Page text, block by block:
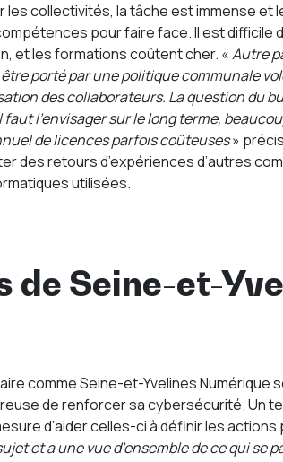
collectivités, la tâche est immense et
pour faire face. Il est difficile
et les formations coûtent cher. «Autre
porté par une politique communale
des collaborateurs. La question du
l’envisager sur le long terme,
de licences parfois coûteuses»
des retours d’expériences d’autres
utilisées.
de Seine-et-
comme Seine-et-Yvelines Numérique
de renforcer sa cybersécurité. Un
d’aider celles-ci à définir les actions
et a une vue d’ensemble de ce qui se